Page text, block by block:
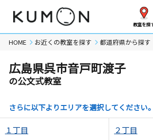
教室を探
HOME お近くの教室を探す 都道府県から探す
広島県呉市音戸町渡子
の公文式教室
さらに以下よりエリアを選択してください。
１丁目 ２丁目